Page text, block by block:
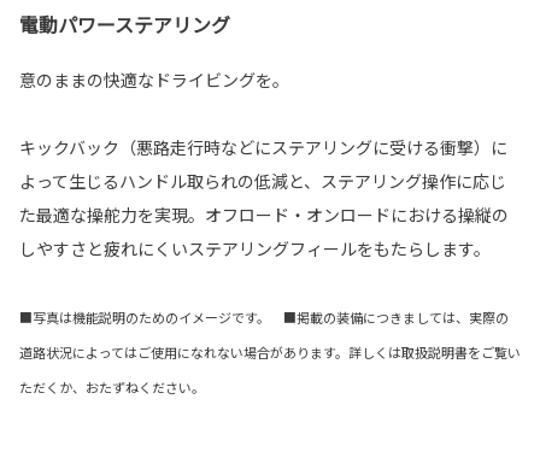
電動パワーステアリング
意のままの快適なドライビングを。
キックバック（悪路走行時などにステアリングに受ける衝撃）に
よって生じるハンドル取られの低減と、ステアリング操作に応じ
た最適な操舵力を実現。オフロード・オンロードにおける操縦の
しやすさと疲れにくいステアリングフィールをもたらします。
■写真は機能説明のためのイメージです。 ■掲載の装備につきましては、実際の
道路状況によってはご使用になれない場合があります。詳しくは取扱説明書をご覧い
ただくか、おたずねください。